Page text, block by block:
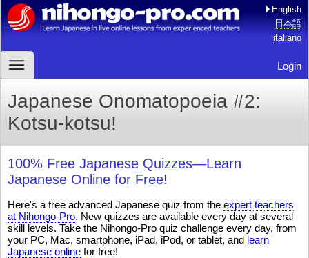
English
日本語
italiano
Login
Japanese Onomatopoeia #2:
Kotsu-kotsu!
100% Free Japanese Quizzes—Learn
Japanese Online for Free!
Here's a free advanced Japanese quiz from the expert teachers
at Nihongo-Pro. New quizzes are available every day at several
skill levels. Take the Nihongo-Pro quiz challenge every day, from
your PC, Mac, smartphone, iPad, iPod, or tablet, and learn
Japanese online for free!